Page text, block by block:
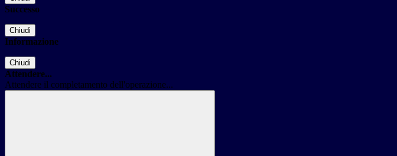
Successo
Chiudi
Informazione
Chiudi
Attendere...
Attendere il completamento dell'operazione...